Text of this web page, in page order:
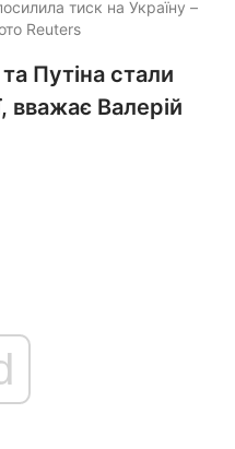
тиск на Україну –
Reuters
Путіна стали
вважає Валерій